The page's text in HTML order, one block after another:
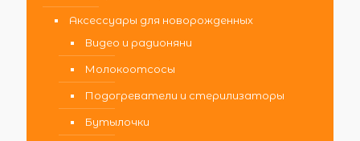
Аксессуары для новорожденных
Видео и радионяни
Молокоотсосы
Подогреватели и стерилизаторы
Бутылочки